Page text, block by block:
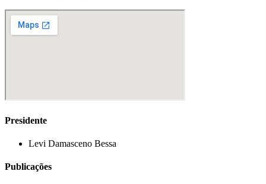
Presidente
Levi Damasceno Bessa
Publicações